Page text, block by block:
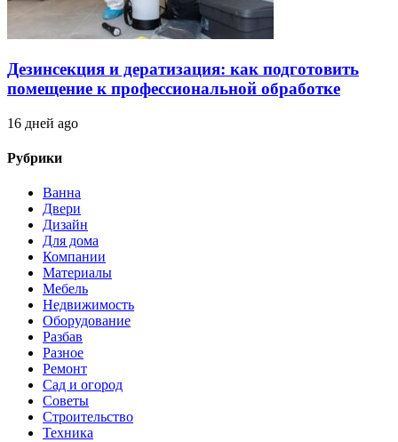
Дезинсекция и дератизация: как подготовить
помещение к профессиональной обработке
16 дней ago
Рубрики
Ванна
Двери
Дизайн
Для дома
Компании
Материалы
Мебель
Недвижимость
Оборудование
Разбав
Разное
Ремонт
Сад и огород
Советы
Строительство
Техника